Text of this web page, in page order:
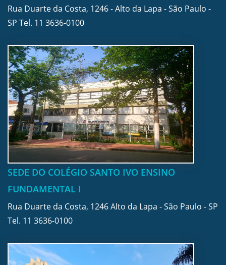
Rua Duarte da Costa, 1246 - Alto da Lapa - São Paulo -
SP Tel. 11 3636-0100
SEDE DO COLÉGIO SANTO IVO ENSINO
FUNDAMENTAL I
Rua Duarte da Costa, 1246 Alto da Lapa - São Paulo - SP
Tel. 11 3636-0100